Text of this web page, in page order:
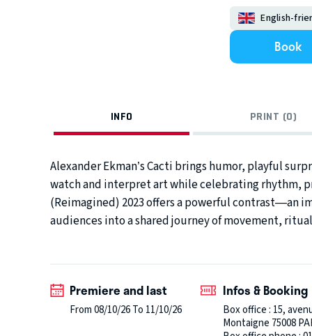
English-
Book
INFO PRINT (0)
Alexander Ekman’s Cacti brings humor, playful
watch and interpret art while celebrating rhythm,
(Reimagined) 2023 offers a powerful contrast—an
audiences into a shared journey of movement,
Premiere and last
From 08/10/26 To 11/10/26
Infos & Booking
Box office : 15,
Montaigne 75008